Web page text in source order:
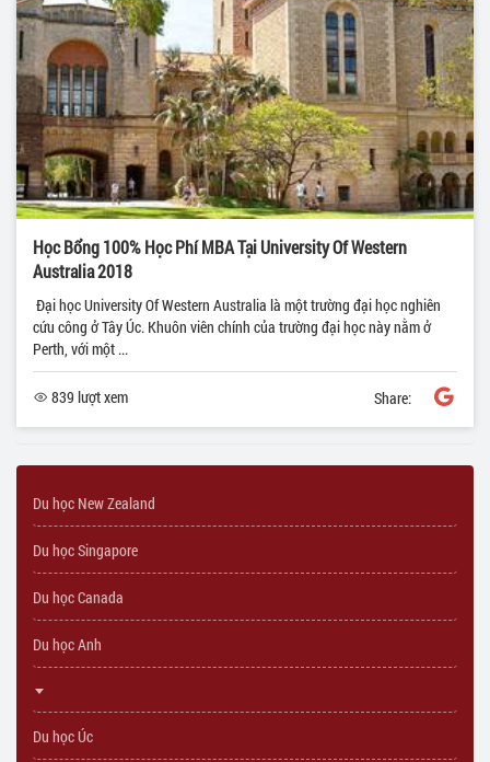
Học Bổng 100% Học Phí MBA Tại University Of Western
Australia 2018
Đại học University Of Western Australia là một trường đại học nghiên
cứu công ở Tây Úc. Khuôn viên chính của trường đại học này nằm ở
Perth, với một ...
839 lượt xem Share:
Du học New Zealand
Du học Singapore
Du học Canada
Du học Anh
Du học Úc